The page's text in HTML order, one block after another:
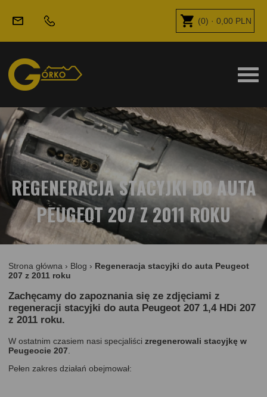
(0) · 0,00 PLN
REGENERACJA STACYJKI DO AUTA
PEUGEOT 207 Z 2011 ROKU
Strona główna › Blog › Regeneracja stacyjki do auta Peugeot
207 z 2011 roku
Zachęcamy do zapoznania się ze zdjęciami z
regeneracji stacyjki do auta Peugeot 207 1,4 HDi 207
z 2011 roku.
W ostatnim czasiem nasi specjaliści zregenerowali stacyjkę w
Peugeocie 207
Pełen zakres działań obejmował: